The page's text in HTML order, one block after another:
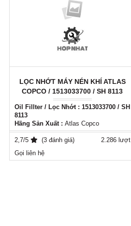
LỌC NHỚT MÁY NÉN KHÍ ATLAS
COPCO / 1513033700 / SH 8113
Oil Fillter / Lọc Nhớt : 1513033700 / SH
8113
Hãng Sản Xuất : Atlas Copco
Mã Số : 1513033700 / SH 8113
Lọc nhớt Atlas Copco 1513033700 / SH
Hãng sản xuất: Atlas copco
2,7/5 (3 đánh giá)
2.286 lượt
Gọi liên hệ